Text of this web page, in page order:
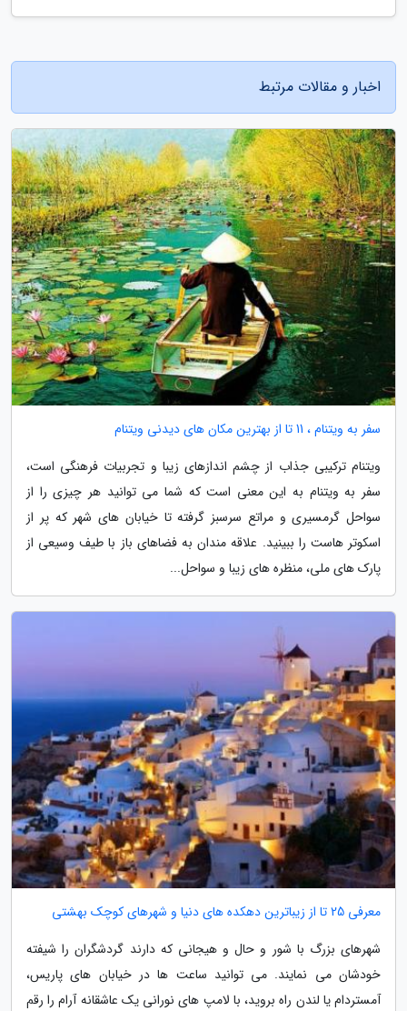
اخبار و مقالات مرتبط
سفر به ویتنام ، 11 تا از بهترین مکان های دیدنی ویتنام
ویتنام ترکیبی جذاب از چشم اندازهای زیبا و تجربیات فرهنگی است،
سفر به ویتنام به این معنی است که شما می توانید هر چیزی را از
سواحل گرمسیری و مراتع سرسبز گرفته تا خیابان های شهر که پر از
اسکوتر هاست را ببینید. علاقه مندان به فضاهای باز با طیف وسیعی از
پارک های ملی، منظره های زیبا و سواحل...
معرفی 25 تا از زیباترین دهکده های دنیا و شهرهای کوچک بهشتی
شهرهای بزرگ با شور و حال و هیجانی که دارند گردشگران را شیفته
خودشان می نمایند. می توانید ساعت ها در خیابان های پاریس،
آمستردام یا لندن راه بروید، با لامپ های نورانی یک عاشقانه آرام را رقم